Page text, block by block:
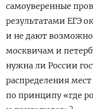
самоуверенные
результатами ЕГЭ
и не дают
москвичам и
нужна ли России
распределения
по принципу «где